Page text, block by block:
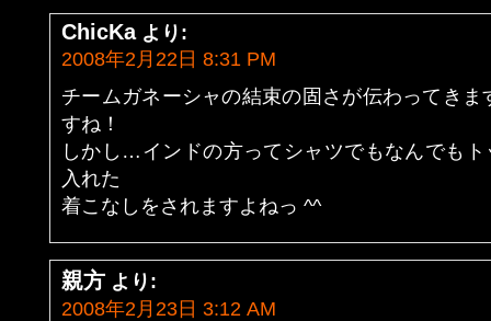
ChicKa より:
2008年2月22日 8:31 PM
チームガネーシャの結束の固さが伝わってき
すね！
しかし…インドの方ってシャツでもなんでも
入れた
着こなしをされますよねっ ^^
親方 より:
2008年2月23日 3:12 AM